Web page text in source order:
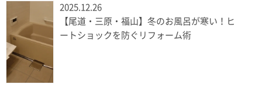
2025.12.26
【尾道・三原・福山】冬のお風呂が寒い！ヒ
ートショックを防ぐリフォーム術